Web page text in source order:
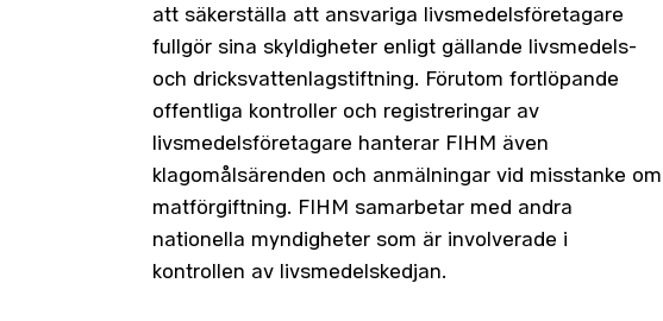
att säkerställa att ansvariga livsmedelsföretagare
fullgör sina skyldigheter enligt gällande livsmedels-
och dricksvattenlagstiftning. Förutom fortlöpande
offentliga kontroller och registreringar av
livsmedelsföretagare hanterar FIHM även
klagomålsärenden och anmälningar vid misstanke om
matförgiftning. FIHM samarbetar med andra
nationella myndigheter som är involverade i
kontrollen av livsmedelskedjan.